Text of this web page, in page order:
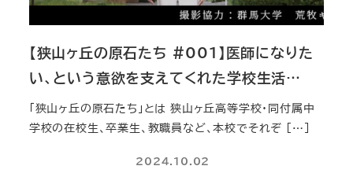
【狭山ヶ丘の原石たち #001】医師になりた
い、という意欲を支えてくれた学校生活…
「狭山ヶ丘の原石たち」とは 狭山ヶ丘高等学校・同付属中
学校の在校生、卒業生、教職員など、本校でそれぞ […]
2024.10.02